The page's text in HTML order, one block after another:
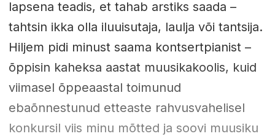
lapsena teadis, et tahab arstiks saada –
tahtsin ikka olla iluuisutaja, laulja või tantsija.
Hiljem pidi minust saama kontsertpianist –
õppisin kaheksa aastat muusikakoolis, kuid
viimasel õppeaastal toimunud
ebaõnnestunud etteaste rahvusvahelisel
konkursil viis minu mõtted ja soovi muusiku